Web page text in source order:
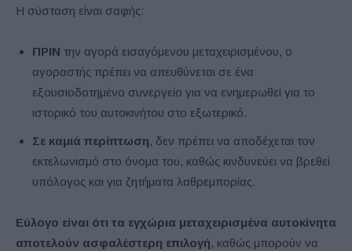
Η σύσταση είναι σαφής:
ΠΡΙΝ την αγορά εισαγόμενου μεταχειρισμένου, ο
αγοραστής πρέπει να απευθύνεται σε ένα
εξουσιοδοτημένο συνεργείο για να ενημερωθεί για το
ιστορικό του αυτοκινήτου στο εξωτερικό.
Σε καμιά περίπτωση, δεν πρέπει να αποδέχεται τον
εκτελωνισμό στο όνομα του, καθώς κινδυνεύει να βρεθεί
υπόλογος και για ζητήματα λαθρεμπορίας.
Εύλογο είναι ότι τα εγχώρια μεταχειρισμένα αυτοκίνητα
αποτελούν ασφαλέστερη επιλογή, καθώς μπορούν να